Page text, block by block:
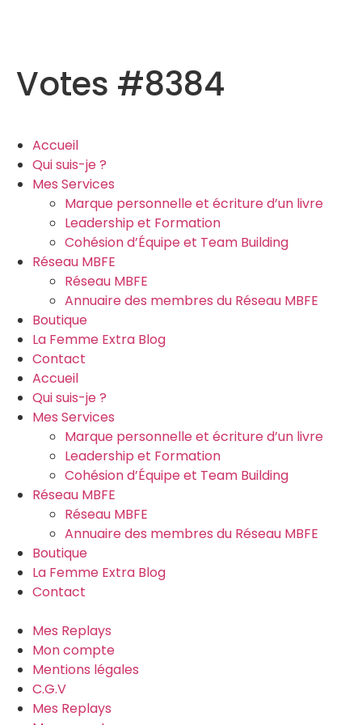
Votes #8384
Accueil
Qui suis-je ?
Mes Services
Marque personnelle et écriture d’un livre
Leadership et Formation
Cohésion d’Équipe et Team Building
Réseau MBFE
Réseau MBFE
Annuaire des membres du Réseau MBFE
Boutique
La Femme Extra Blog
Contact
Accueil
Qui suis-je ?
Mes Services
Marque personnelle et écriture d’un livre
Leadership et Formation
Cohésion d’Équipe et Team Building
Réseau MBFE
Réseau MBFE
Annuaire des membres du Réseau MBFE
Boutique
La Femme Extra Blog
Contact
Mes Replays
Mon compte
Mentions légales
C.G.V
Mes Replays